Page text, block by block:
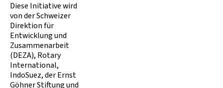
Diese Initiative wird
von der Schweizer
Direktion für
Entwicklung und
Zusammenarbeit
(DEZA), Rotary
International,
IndoSuez, der Ernst
Göhner Stiftung und